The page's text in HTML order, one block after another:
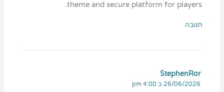
theme and secure platform for players.
תגובה
StephenRor
26/06/2026 ב 4:00 pm